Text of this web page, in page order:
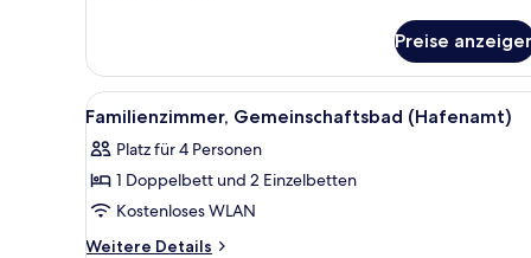
Gemeinschaftsbad
(Hütte
Griechenland)
Preise
Alle
Fotos
für
Familienzimmer,
Gemeinschaftsbad
(Hafenamt)
Ein Korbkistchen mit Obst,
4
Familienzimmer, Gemeinschaftsbad (Hafenamt)
Platz für 4 Personen
1 Doppelbett und 2 Einzelbetten
Kostenloses WLAN
Weitere Details
Weitere